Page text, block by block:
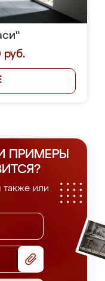
руб.
ПРИМЕРЫ
также или